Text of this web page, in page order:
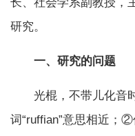
研究。
一、研究的问题
光棍，不带儿化音
词“ruffian”意思相近；